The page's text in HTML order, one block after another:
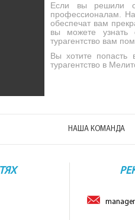
Если вы решили
профессионалам.
обеспечат вам
вы можете узнать
турагентство вам
Вы хотите попасть
турагентство в
НАША КОМАНДА